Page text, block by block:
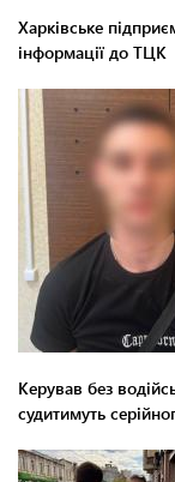
Харківське
інформації до ТЦК
Керував без
судитимуть